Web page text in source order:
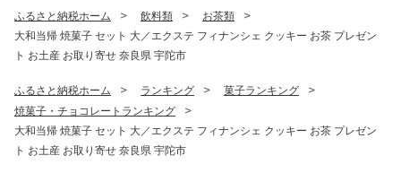
ふるさと納税ホーム 飲料類
お茶類
大和当帰 焼菓子 セット 大／エクステ フィナンシェ クッキー お茶 プレゼン
ト お土産 お取り寄せ 奈良県 宇陀市
ふるさと納税ホーム ランキング
菓子ランキング
焼菓子・チョコレートランキング
大和当帰 焼菓子 セット 大／エクステ フィナンシェ クッキー お茶 プレゼン
ト お土産 お取り寄せ 奈良県 宇陀市